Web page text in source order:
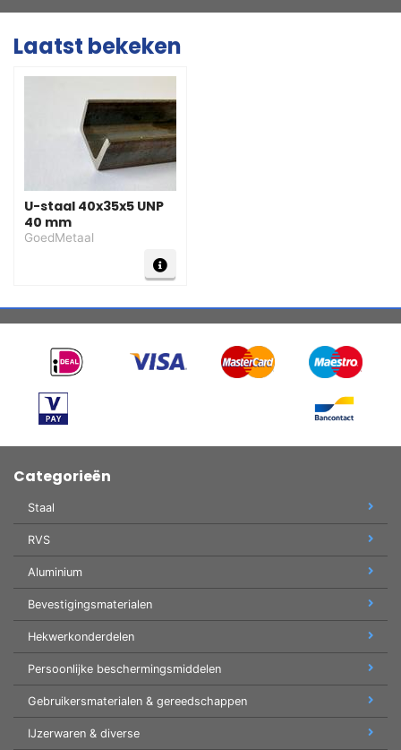
Laatst bekeken
U-staal 40x35x5 UNP
40 mm
GoedMetaal
Categorieën
Staal
RVS
Aluminium
Bevestigingsmaterialen
Hekwerkonderdelen
Persoonlijke beschermingsmiddelen
Gebruikersmaterialen & gereedschappen
IJzerwaren & diverse